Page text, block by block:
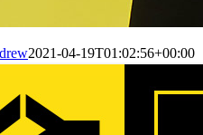
2021-04-19T01:02:56+00:00